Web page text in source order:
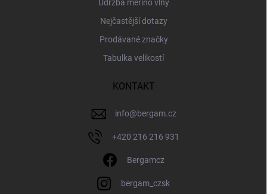
Údržba merino vlny
Nejčastější dotazy
Prodávané značky
Tabulka velikostí
KONTAKT
info@bergam.cz
+420 216 216 931
Bergamcz
bergam_czsk